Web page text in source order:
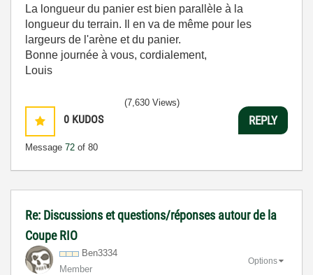
La longueur du panier est bien parallèle à la
longueur du terrain. Il en va de même pour les
largeurs de l'arène et du panier.
Bonne journée à vous, cordialement,
Louis
0 KUDOS
Message 72 of 80
(7,630 Views)
REPLY
Re: Discussions et questions/réponses autour de la
Coupe RIO
Ben3334
Member
Options